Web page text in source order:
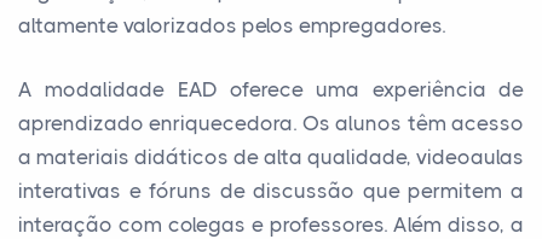
altamente valorizados pelos empregadores.
A modalidade EAD oferece uma experiência de
aprendizado enriquecedora. Os alunos têm acesso
a materiais didáticos de alta qualidade, videoaulas
interativas e fóruns de discussão que permitem a
interação com colegas e professores. Além disso, a